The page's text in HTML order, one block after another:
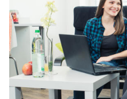
KITA CAMPUS
KITA STROLCHE
WISSENSWERTES